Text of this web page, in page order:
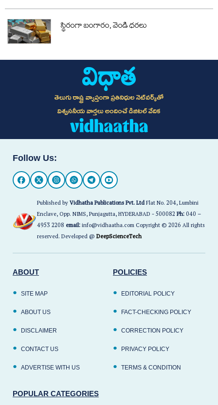
స్థిరంగా బంగారం, వెండి ధరలు
తెలుగు రాష్ట్ర వ్యాప్తంగా ప్రతినిధుల నెట్‌వర్క్‌తో
విశ్వసనీయ వార్తలు అందించే డిజిటల్ వేదిక
Follow Us:
Published byVidhatha Publications Pvt. LtdFlat No. 204, Lumbini
Enclave, Opp. NIMS, Punjagutta, HYDERABAD - 500082Ph:040 –
4953 2208 email:info@vidhaatha.com Copyright © 2026 All rights
reserved. Developed @DeepScienceTech
ABOUT
SITE MAP
ABOUT US
DISCLAIMER
CONTACT US
ADVERTISE WITH US
POLICIES
EDITORIAL POLICY
FACT-CHECKING POLICY
CORRECTION POLICY
PRIVACY POLICY
TERMS & CONDITION
POPULAR CATEGORIES